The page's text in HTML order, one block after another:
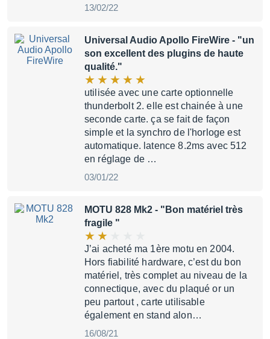
13/02/22
Universal Audio Apollo FireWire - "un
son excellent des plugins de haute
qualité."
utilisée avec une carte optionnelle
thunderbolt 2. elle est chainée à une
seconde carte. ça se fait de façon
simple et la synchro de l'horloge est
automatique. latence 8.2ms avec 512
en réglage de …
03/01/22
MOTU 828 Mk2 - "Bon matériel très
fragile "
J’ai acheté ma 1ère motu en 2004.
Hors fiabilité hardware, c’est du bon
matériel, très complet au niveau de la
connectique, avec du plaqué or un
peu partout , carte utilisable
également en stand alon…
16/08/21